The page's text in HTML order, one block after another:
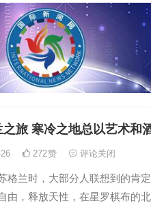
之旅 寒冷之地总以艺术和
272赞 评论关闭
格兰时，大部分人联想到的肯
由，释放天性，在星罗棋布的